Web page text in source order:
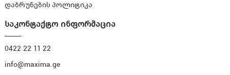
დაბრუნების პოლიტიკა
საკონტაქტო ინფორმაცია
0422 22 11 22
info@maxima.ge